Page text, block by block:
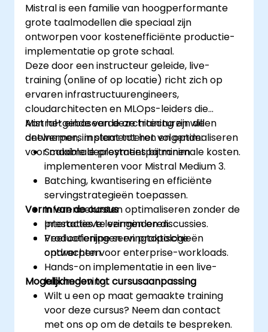
Mistral is een familie van hoogperformante
grote taalmodellen die speciaal zijn
ontworpen voor kostenefficiënte productie-
implementatie op grote schaal.
Deze door een instructeur geleide, live-
training (online of op locatie) richt zich op
ervaren infrastructuurengineers,
cloudarchitecten en MLOps-leiders die
Mistral-gebaseerde architecturen willen
ontwerpen, implementeren en optimaliseren
voor maximale prestaties bij minimale kosten.
Aan het einde van deze training zijn de
deelnemers in staat tot het volgende:
Scalable deploymentpatronen
implementeren voor Mistral Medium 3.
Batching, kwantisering en efficiënte
servingstrategieën toepassen.
Inferencekosten optimaliseren zonder de
prestaties te verminderen.
Productierijpe servingtopologieën
ontwerpen voor enterprise-workloads.
Vorm van de cursus
Interactieve lezingen en discussies.
Veel oefeningen en praktische
opdrachten.
Hands-on implementatie in een live-
labomgeving.
Mogelijkheden tot cursusaanpassing
Wilt u een op maat gemaakte training
voor deze cursus? Neem dan contact
met ons op om de details te bespreken.